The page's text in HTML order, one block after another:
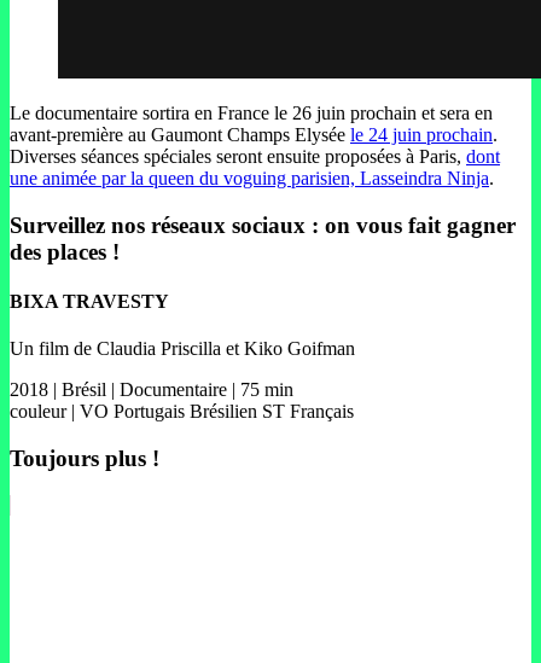
Le documentaire sortira en France le 26 juin prochain et sera en
avant-première au Gaumont Champs Elysée le 24 juin prochain.
Diverses séances spéciales seront ensuite proposées à Paris, dont
une animée par la queen du voguing parisien, Lasseindra Ninja.
Surveillez nos réseaux sociaux : on vous fait gagner
des places !
BIXA TRAVESTY
Un film de Claudia Priscilla et Kiko Goifman
2018 | Brésil | Documentaire | 75 min
couleur | VO Portugais Brésilien ST Français
Toujours plus !